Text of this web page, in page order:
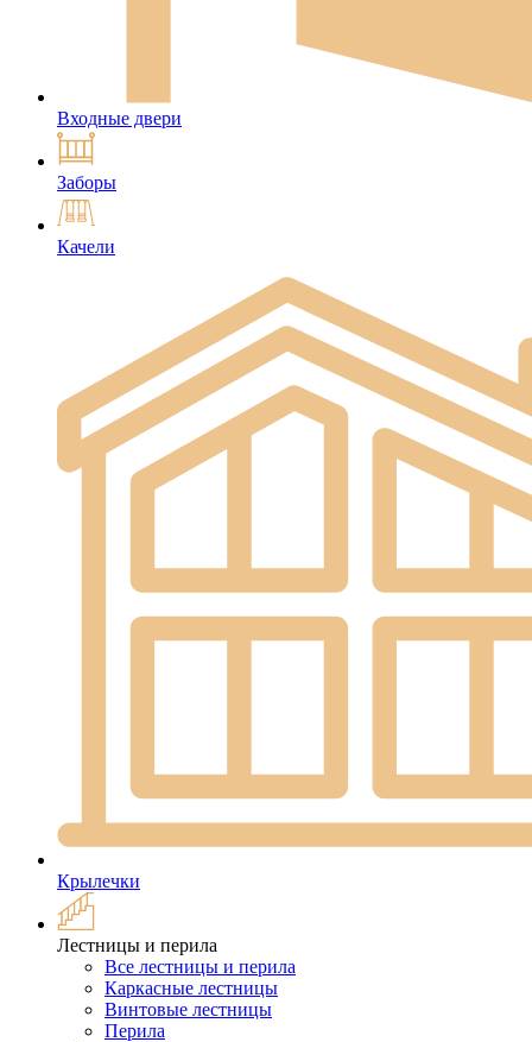
Входные двери
Заборы
Качели
Крылечки
Лестницы и перила
Все лестницы и перила
Каркасные лестницы
Винтовые лестницы
Перила